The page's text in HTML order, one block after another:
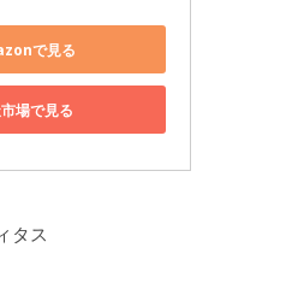
で見る
場で見る
タス